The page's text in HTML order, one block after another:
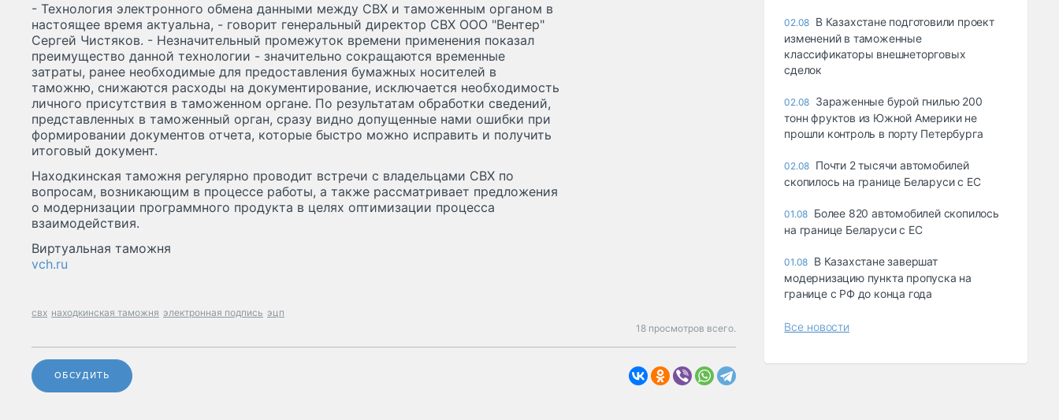
- Технология электронного обмена данными между СВХ и таможенным органом в
настоящее время актуальна, - говорит генеральный директор СВХ ООО "Вентер"
Сергей Чистяков. - Незначительный промежуток времени применения показал
преимущество данной технологии - значительно сокращаются временные
затраты, ранее необходимые для предоставления бумажных носителей в
таможню, снижаются расходы на документирование, исключается необходимость
личного присутствия в таможенном органе. По результатам обработки сведений,
представленных в таможенный орган, сразу видно допущенные нами ошибки при
формировании документов отчета, которые быстро можно исправить и получить
итоговый документ.
Находкинская таможня регулярно проводит встречи с владельцами СВХ по
вопросам, возникающим в процессе работы, а также рассматривает предложения
о модернизации программного продукта в целях оптимизации процесса
взаимодействия.
Виртуальная таможня
vch.ru
свх находкинская таможня электронная подпись эцп
18 просмотров всего.
ОБСУДИТЬ
02.08 В Казахстане подготовили проект
изменений в таможенные
классификаторы внешнеторговых
сделок
02.08 Зараженные бурой гнилью 200
тонн фруктов из Южной Америки не
прошли контроль в порту Петербурга
02.08 Почти 2 тысячи автомобилей
скопилось на границе Беларуси с ЕС
01.08 Более 820 автомобилей скопилось
на границе Беларуси с ЕС
01.08 В Казахстане завершат
модернизацию пункта пропуска на
границе с РФ до конца года
Все новости